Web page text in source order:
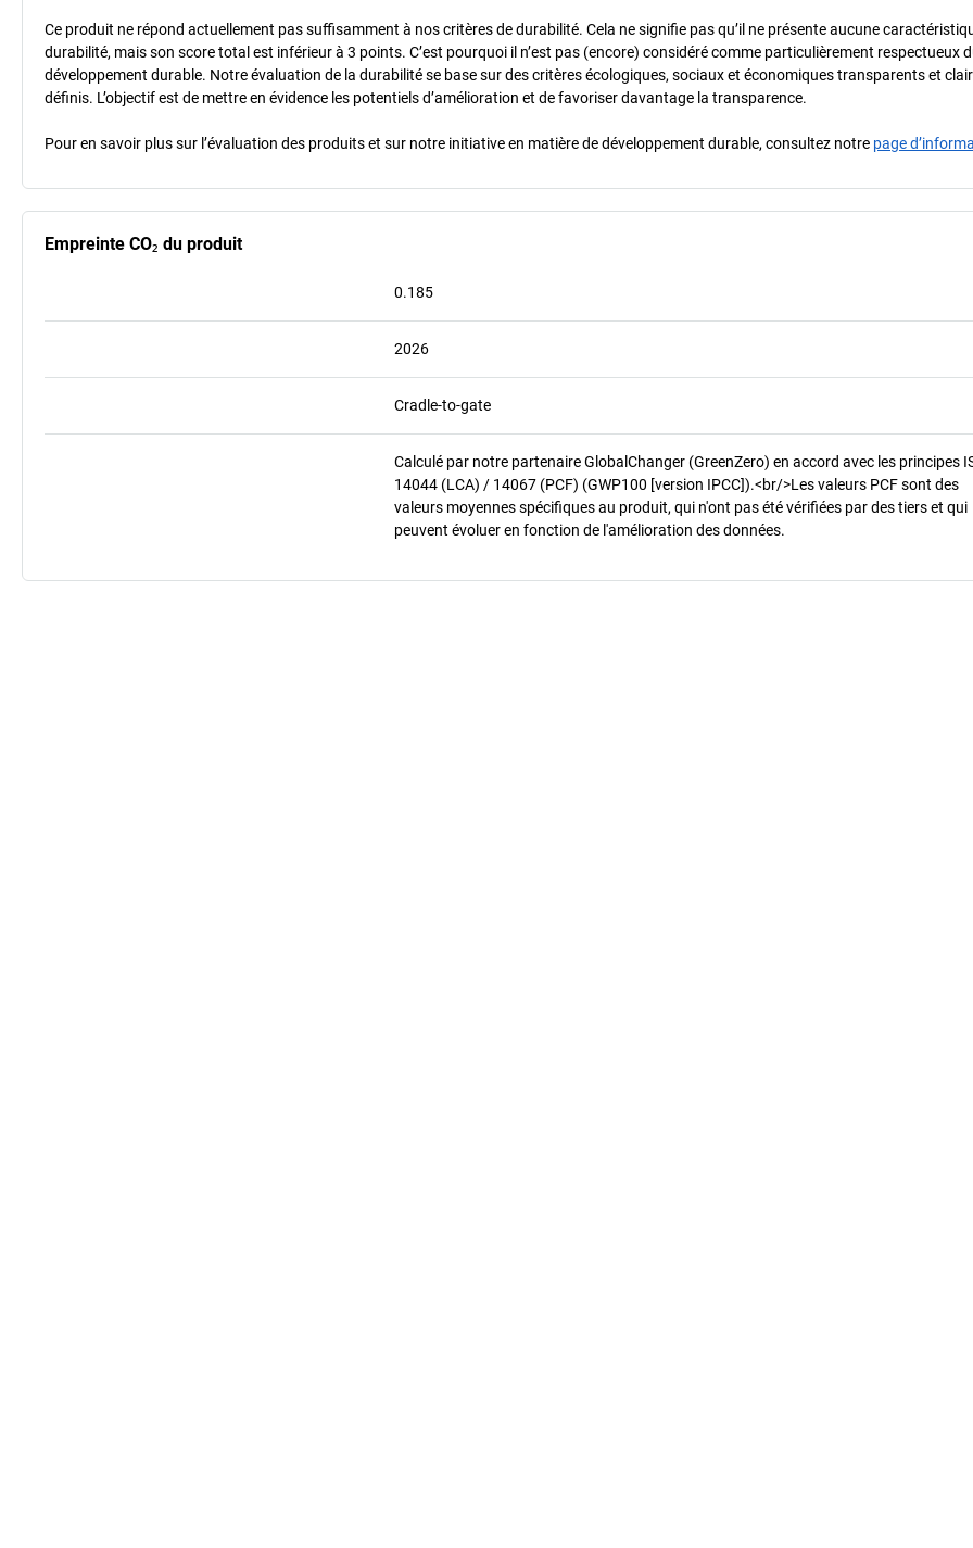
Ce produit ne répond actuellement pas suffisamment à nos critères de durabilité. Cela ne signifie pas qu’il ne présente aucune
durabilité, mais son score total est inférieur à 3 points. C’est pourquoi il n’est pas (encore) considéré comme particulièrement respectueux
développement durable. Notre évaluation de la durabilité se base sur des critères écologiques, sociaux et économiques transparents et
définis. L’objectif est de mettre en évidence les potentiels d’amélioration et de favoriser davantage la transparence.
Pour en savoir plus sur l’évaluation des produits et sur notre initiative en matière de développement durable, consultez notre page
Empreinte CO₂ du produit
0.185
2026
Cradle-to-gate
Calculé par notre partenaire GlobalChanger (GreenZero) en accord avec les principes
14044 (LCA) / 14067 (PCF) (GWP100 [version IPCC]).<br/>Les valeurs PCF sont des
valeurs moyennes spécifiques au produit, qui n'ont pas été vérifiées par des tiers et qui
peuvent évoluer en fonction de l'amélioration des données.